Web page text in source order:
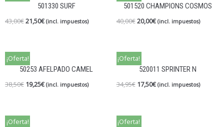
501330 SURF
43,00€21,50€ (incl. impuestos)
501520 CHAMPIONS COSMOS
40,00€20,00€ (incl. impuestos)
¡Oferta!
50253 AFELPADO CAMEL
38,50€ 19,25€ (incl. impuestos)
¡Oferta!
520011 SPRINTER N
34,95€ 17,50€ (incl. impuestos)
¡Oferta!
¡Oferta!